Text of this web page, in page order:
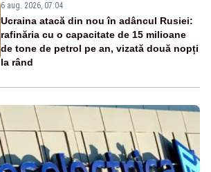
6 aug. 2026, 07:04
Ucraina atacă din nou în adâncul Rusiei:
rafinăria cu o capacitate de 15 milioane
de tone de petrol pe an, vizată două nopți
la rând